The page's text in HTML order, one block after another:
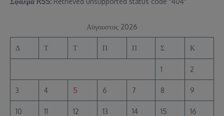
Αύγουστος 2026
Δ Τ Τ Π Π Σ Κ
1 2
3 4 5 6 7 8 9
10 11 12 13 14 15 16